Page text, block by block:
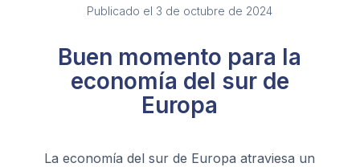
Publicado el 3 de octubre de 2024
Buen momento para la
economía del sur de
Europa
La economía del sur de Europa atraviesa un